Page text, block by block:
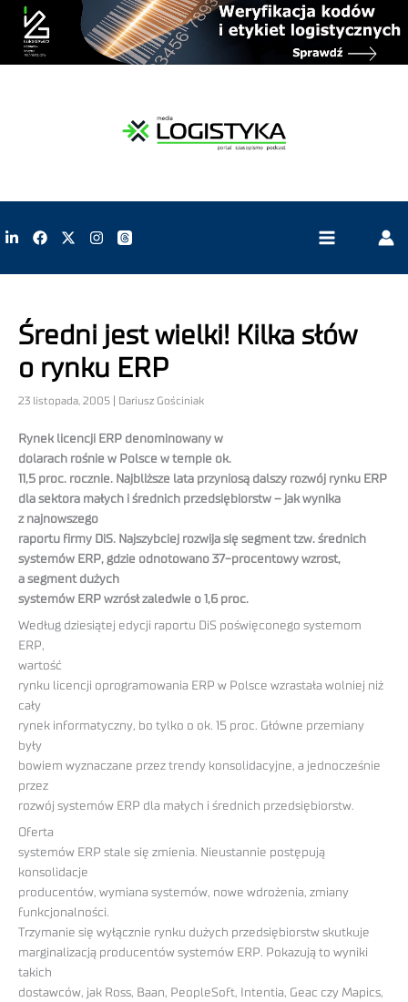
Średni jest wielki! Kilka słów
o rynku ERP
23 listopada, 2005 | Dariusz Gościniak
Rynek licencji ERP denominowany w
dolarach rośnie w Polsce w tempie ok.
11,5 proc. rocznie. Najbliższe lata przyniosą dalszy rozwój rynku ERP
dla sektora małych i średnich przedsiębiorstw – jak wynika
z najnowszego
raportu firmy DiS. Najszybciej rozwija się segment tzw. średnich
systemów ERP, gdzie odnotowano 37-procentowy wzrost,
a segment dużych
systemów ERP wzrósł zaledwie o 1,6 proc.
Według dziesiątej edycji raportu DiS poświęconego systemom
ERP,
wartość
rynku licencji oprogramowania ERP w Polsce wzrastała wolniej niż
cały
rynek informatyczny, bo tylko o ok. 15 proc. Główne przemiany
były
bowiem wyznaczane przez trendy konsolidacyjne, a jednocześnie
przez
rozwój systemów ERP dla małych i średnich przedsiębiorstw.
Oferta
systemów ERP stale się zmienia. Nieustannie postępują
konsolidacje
producentów, wymiana systemów, nowe wdrożenia, zmiany
funkcjonalności.
Trzymanie się wyłącznie rynku dużych przedsiębiorstw skutkuje
marginalizacją producentów systemów ERP. Pokazują to wyniki
takich
dostawców, jak Ross, Baan, PeopleSoft, Intentia, Geac czy Mapics,